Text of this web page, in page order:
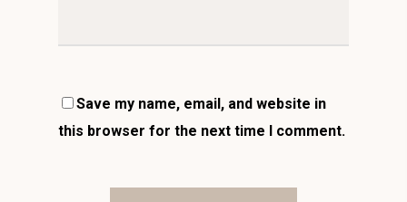
Save my name, email, and website in
this browser for the next time I comment.